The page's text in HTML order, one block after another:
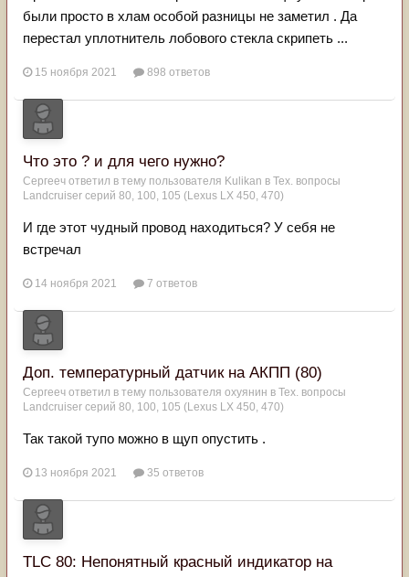
были просто в хлам особой разницы не заметил . Да
перестал уплотнитель лобового стекла скрипеть ...
15 ноября 2021 898 ответов
Что это ? и для чего нужно?
Сергееч ответил в тему пользователя Kulikan в Тех. вопросы
Landcruiser серий 80, 100, 105 (Lexus LX 450, 470)
И где этот чудный провод находиться? У себя не
встречал
14 ноября 2021 7 ответов
Доп. температурный датчик на АКПП (80)
Сергееч ответил в тему пользователя охуянин в Тех. вопросы
Landcruiser серий 80, 100, 105 (Lexus LX 450, 470)
Так такой тупо можно в щуп опустить .
13 ноября 2021 35 ответов
TLC 80: Непонятный красный индикатор на